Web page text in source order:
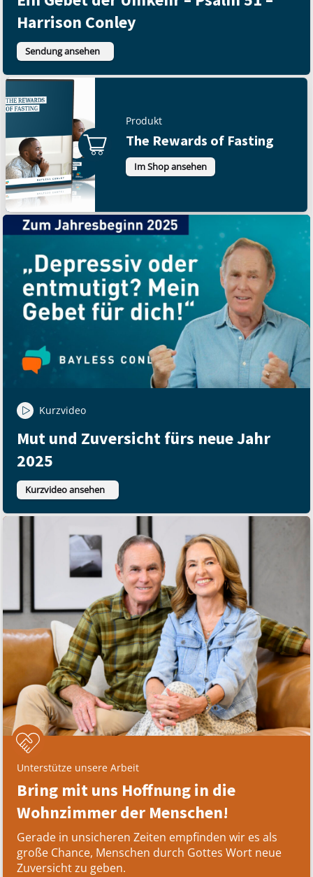
Harrison Conley
Sendung ansehen
Produkt
The Rewards of Fasting
Im Shop ansehen
Kurzvideo
Mut und Zuversicht fürs neue Jahr
2025
Kurzvideo ansehen
Unterstütze unsere Arbeit
Bring mit uns Hoffnung in die
Wohnzimmer der Menschen!
Gerade in unsicheren Zeiten empfinden wir es als
große Chance, Menschen durch Gottes Wort neue
Zuversicht zu geben.